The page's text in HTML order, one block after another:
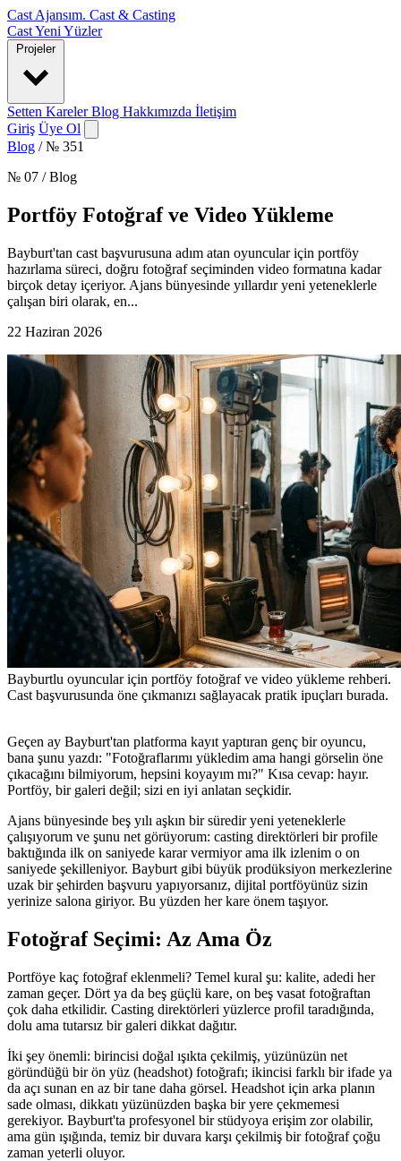
Cast Ajansım. Cast & Casting
CastYeni Yüzler
Projeler
Setten KarelerBlog Hakkımızda İletişim
Giriş Üye Ol
Blog / № 351
№ 07 / Blog
Portföy Fotoğraf ve Video Yükleme
Bayburt'tan cast başvurusuna adım atan oyuncular için portföy
hazırlama süreci, doğru fotoğraf seçiminden video formatına kadar
birçok detay içeriyor. Ajans bünyesinde yıllardır yeni yeteneklerle
çalışan biri olarak, en...
22 Haziran 2026
Bayburtlu oyuncular için portföy fotoğraf ve video yükleme rehberi.
Cast başvurusunda öne çıkmanızı sağlayacak pratik ipuçları burada.
Geçen ay Bayburt'tan platforma kayıt yaptıran genç bir oyuncu,
bana şunu yazdı: "Fotoğraflarımı yükledim ama hangi görselin öne
çıkacağını bilmiyorum, hepsini koyayım mı?" Kısa cevap: hayır.
Portföy, bir galeri değil; sizi en iyi anlatan seçkidir.
Ajans bünyesinde beş yılı aşkın bir süredir yeni yeteneklerle
çalışıyorum ve şunu net görüyorum: casting direktörleri bir profile
baktığında ilk on saniyede karar vermiyor ama ilk izlenim o on
saniyede şekilleniyor. Bayburt gibi büyük prodüksiyon merkezlerine
uzak bir şehirden başvuru yapıyorsanız, dijital portföyünüz sizin
yerinize salona giriyor. Bu yüzden her kare önem taşıyor.
Fotoğraf Seçimi: Az Ama Öz
Portföye kaç fotoğraf eklenmeli? Temel kural şu: kalite, adedi her
zaman geçer. Dört ya da beş güçlü kare, on beş vasat fotoğraftan
çok daha etkilidir. Casting direktörleri yüzlerce profil taradığında,
dolu ama tutarsız bir galeri dikkat dağıtır.
İki şey önemli: birincisi doğal ışıkta çekilmiş, yüzünüzün net
göründüğü bir ön yüz (headshot) fotoğrafı; ikincisi farklı bir ifade ya
da açı sunan en az bir tane daha görsel. Headshot için arka planın
sade olması, dikkatı yüzünüzden başka bir yere çekmemesi
gerekiyor. Bayburt'ta profesyonel bir stüdyoya erişim zor olabilir,
ama gün ışığında, temiz bir duvara karşı çekilmiş bir fotoğraf çoğu
zaman yeterli oluyor.